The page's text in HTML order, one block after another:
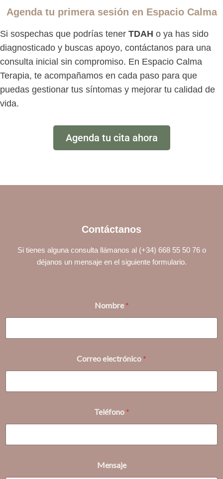
Agenda tu primera sesión en Espacio Calma
Si sospechas que podrías tener TDAH o ya has sido
diagnosticado y buscas apoyo, contáctanos para una
consulta inicial sin compromiso. En Espacio Calma
Terapia, te acompañamos en cada paso para que
puedas gestionar tus síntomas y mejorar tu calidad de
vida.
Agenda tu cita ahora
Contáctanos
Si tienes alguna consulta llámanos al (+34) 668 55 50 76 o
déjanos un mensaje en el siguiente formulario.
Nombre*
o
m
e
n
a
e
Correo electrónico *
Teléfono *
Mensaje